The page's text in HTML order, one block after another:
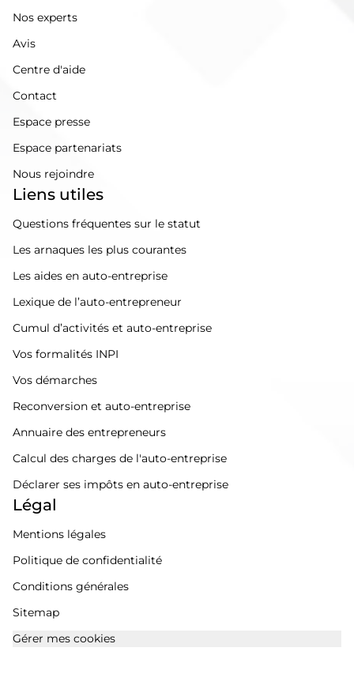
Nos experts
Avis
Centre d'aide
Contact
Espace presse
Espace partenariats
Nous rejoindre
Liens utiles
Questions fréquentes sur le statut
Les arnaques les plus courantes
Les aides en auto-entreprise
Lexique de l’auto-entrepreneur
Cumul d’activités et auto-entreprise
Vos formalités INPI
Vos démarches
Reconversion et auto-entreprise
Annuaire des entrepreneurs
Calcul des charges de l'auto-entreprise
Déclarer ses impôts en auto-entreprise
Légal
Mentions légales
Politique de confidentialité
Conditions générales
Sitemap
Gérer mes cookies